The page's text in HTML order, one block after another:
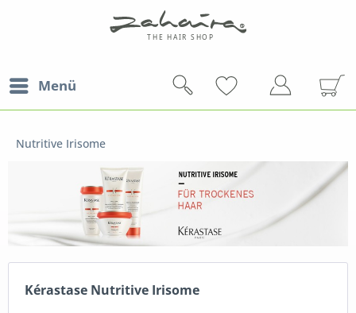
Menü
Nutritive Irisome
Kérastase Nutritive Irisome